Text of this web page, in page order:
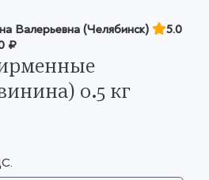
Валерьевна (Челябинск)
5.0
₽
0.5 кг